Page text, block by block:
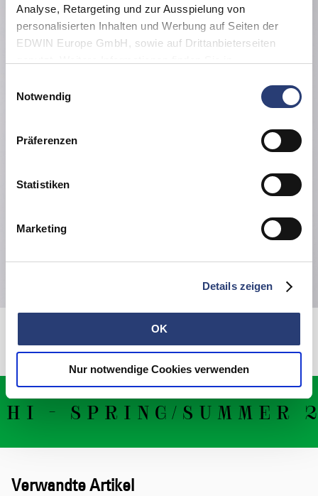
Analyse, Retargeting und zur Ausspielung von
personalisierten Inhalten und Werbung auf Seiten der
EDWIN Europe GmbH, sowie auf Drittanbieterseiten
von Cookies ablehnen oder jederzeit über Ihre Browser
Notwendig
Präferenzen
Statistiken
Marketing
Details zeigen
OK
Nur notwendige Cookies verwenden
- SPRING/SUMMER
Verwandte Artikel